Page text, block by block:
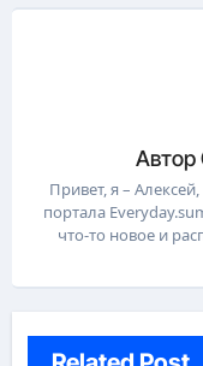
Автор
Привет, я –
портала
что-то новое и